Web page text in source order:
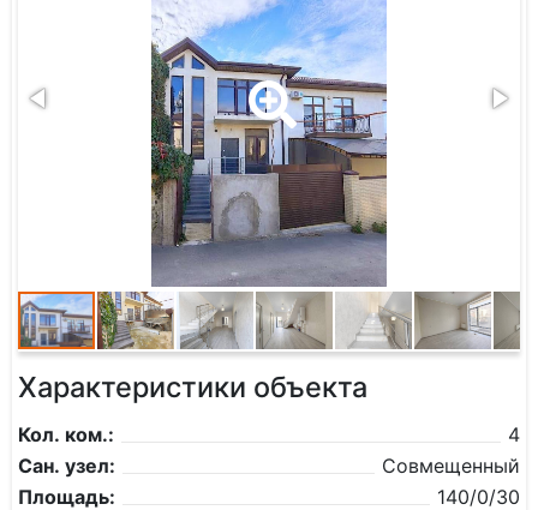
Характеристики объекта
Кол. ком.:
4
Сан. узел:
Совмещенный
Площадь:
140/0/30